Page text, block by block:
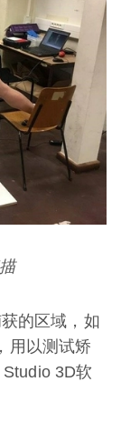
的区域，如
用以测试矫
3D软